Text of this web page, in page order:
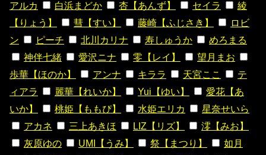
アルカ
白浜まどか 杏【あんず】 セイラ
綾
【りょう】
彗【すい】 藤崎【ふじさき】
ロビ
ン
ピーチ 北川カリナ 寿しゅうか
めろまる
神伴七緒
愛沢ニナ 零【レイ】
望月まお
歩華【ほのか】
アンナ キララ 天宮ここ
テ
ィアラ
麗華【れいか】 Yui【ゆい】
愛花【あ
いか】
桃姫【ももぴ】 水姫エリカ
星奈せいら
アカネ
三上あきほ LIZ【リズ】
澪【みお】
灰原ゆの
UMI【うみ】 祭【まつり】
如月